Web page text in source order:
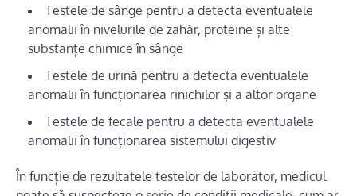
Testele de sânge pentru a detecta eventualele
anomalii în nivelurile de zahăr, proteine și alte
substanțe chimice în sânge
Testele de urină pentru a detecta eventualele
anomalii în funcționarea rinichilor și a altor organe
Testele de fecale pentru a detecta eventualele
anomalii în funcționarea sistemului digestiv
În funcție de rezultatele testelor de laborator, medicul